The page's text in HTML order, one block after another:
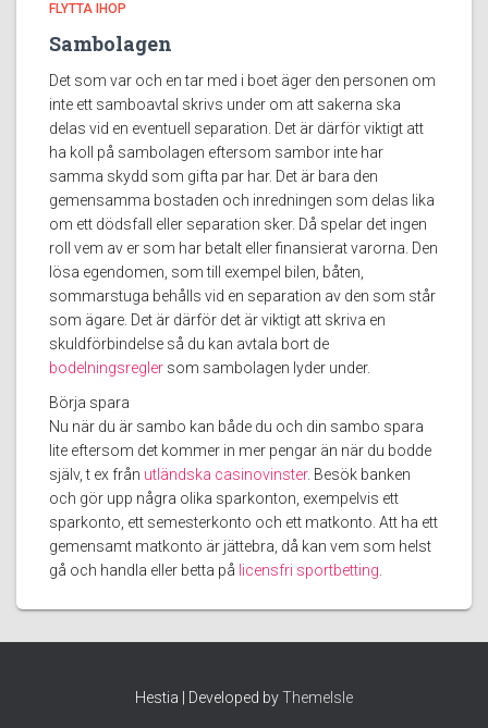
FLYTTA IHOP
Sambolagen
Det som var och en tar med i boet äger den personen om
inte ett samboavtal skrivs under om att sakerna ska
delas vid en eventuell separation. Det är därför viktigt att
ha koll på sambolagen eftersom sambor inte har
samma skydd som gifta par har. Det är bara den
gemensamma bostaden och inredningen som delas lika
om ett dödsfall eller separation sker. Då spelar det ingen
roll vem av er som har betalt eller finansierat varorna. Den
lösa egendomen, som till exempel bilen, båten,
sommarstuga behålls vid en separation av den som står
som ägare. Det är därför det är viktigt att skriva en
skuldförbindelse så du kan avtala bort de
bodelningsregler som sambolagen lyder under.
Börja spara
Nu när du är sambo kan både du och din sambo spara
lite eftersom det kommer in mer pengar än när du bodde
själv, t ex från utländska casinovinster. Besök banken
och gör upp några olika sparkonton, exempelvis ett
sparkonto, ett semesterkonto och ett matkonto. Att ha ett
gemensamt matkonto är jättebra, då kan vem som helst
gå och handla eller betta på licensfri sportbetting
Hestia | Developed byThemeIsle